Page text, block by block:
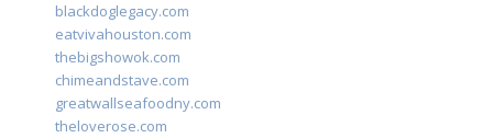
blackdoglegacy.com
eatvivahouston.com
thebigshowok.com
chimeandstave.com
greatwallseafoodny.com
theloverose.com